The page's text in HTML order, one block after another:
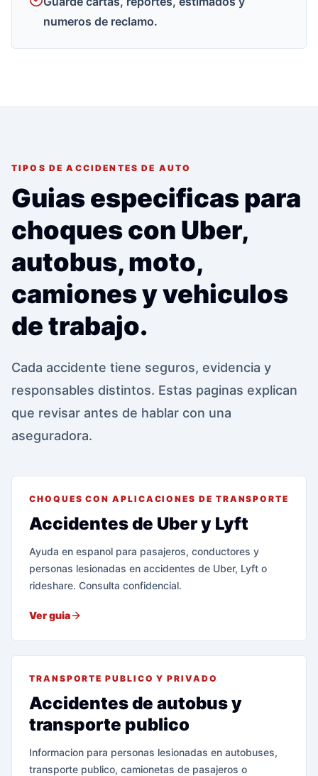
numeros de reclamo.
TIPOS DE ACCIDENTES DE AUTO
Guias especificas para
choques con Uber,
autobus, moto,
camiones y vehiculos
de trabajo.
Cada accidente tiene seguros, evidencia y
responsables distintos. Estas paginas explican
que revisar antes de hablar con una
aseguradora.
CHOQUES CON APLICACIONES DE TRANSPORTE
Accidentes de Uber y Lyft
Ayuda en espanol para pasajeros, conductores y
personas lesionadas en accidentes de Uber, Lyft o
rideshare. Consulta confidencial.
Ver guia
TRANSPORTE PUBLICO Y PRIVADO
Accidentes de autobus y
transporte publico
Informacion para personas lesionadas en autobuses,
transporte publico, camionetas de pasajeros o